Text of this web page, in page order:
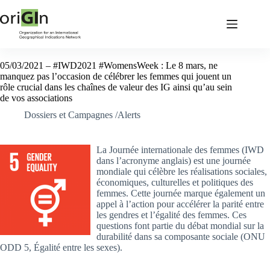
05/03/2021 – #IWD2021 #WomensWeek : Le 8 mars, ne
manquez pas l’occasion de célébrer les femmes qui jouent un
rôle crucial dans les chaînes de valeur des IG ainsi qu’au sein
de vos associations
Dossiers et Campagnes /Alerts
La Journée internationale des femmes (IWD
dans l’acronyme anglais) est une journée
mondiale qui célèbre les réalisations sociales,
économiques, culturelles et politiques des
femmes. Cette journée marque également un
appel à l’action pour accélérer la parité entre
les gendres et l’égalité des femmes. Ces
questions font partie du débat mondial sur la
durabilité dans sa composante sociale (ONU
ODD 5, Égalité entre les sexes).